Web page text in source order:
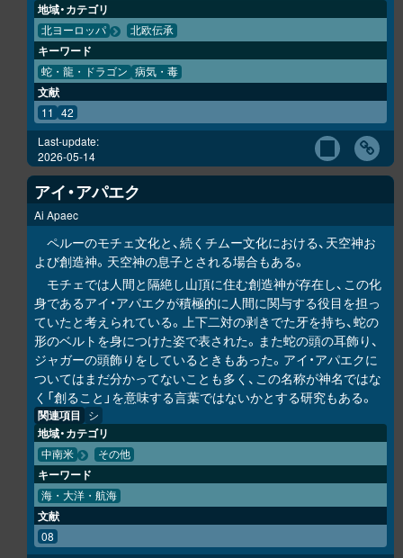
地域・カテゴリ
北ヨーロッパ 北欧伝承
キーワード
蛇・龍・ドラゴン 病気・毒
文献
11 42
Last-update:
2026-05-14
アイ・アパエク
Ai Apaec
ペルーのモチェ文化と、続くチムー文化における、天空神お
よび創造神。天空神の息子とされる場合もある。
モチェでは人間と隔絶し山頂に住む創造神が存在し、この化
身であるアイ・アパエクが積極的に人間に関与する役目を担っ
ていたと考えられている。上下二対の剥きでた牙を持ち、蛇の
形のベルトを身につけた姿で表された。また蛇の頭の耳飾り、
ジャガーの頭飾りをしているときもあった。アイ・アパエクに
ついてはまだ分かってないことも多く、この名称が神名ではな
く「創ること」を意味する言葉ではないかとする研究もある。
関連項目 シ
地域・カテゴリ
中南米 その他
キーワード
海・大洋・航海
文献
08